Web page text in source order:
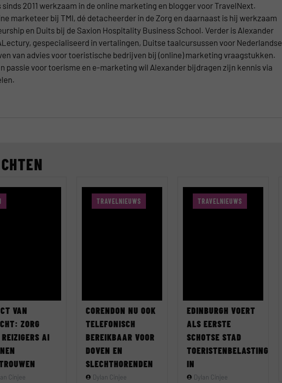
2011 werkzaam in de online marketing en blogger voor TravelNext.
marketeer bij TMI, dé detacheerder in de Zorg en daarnaast is hij werkzaam
en Duits bij de Saxion Hospitality Business School. Verder is Alexander
gespecialiseerd in vertalingen, Duitse taalcursussen voor Nederlandse
van advies voor toeristische bedrijven bij (online) marketing vraagstukken.
passie voor toerisme en e-marketing wil Alexander bijdragen zijn kennis via
VAN
ZORG
AI
Cinjee
TRAVELNIEUWS
CORENDON NU OOK
TELEFONISCH
BEREIKBAAR VOOR
DOVEN EN
SLECHTHORENDEN
Dylan Cinjee
TRAVELNIEUWS
EDINBURGH VOERT
ALS EERSTE
SCHOTSE STAD
TOERISTENBELASTING
IN
Dylan Cinjee